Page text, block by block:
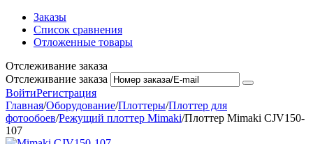
Заказы
Список сравнения
Отложенные товары
Отслеживание заказа
Отслеживание заказа
ВойтиРегистрация
Главная/Оборудование/Плоттеры/Плоттер для
фотообоев/Режущий плоттер Mimaki/Плоттер Mimaki CJV150-
107